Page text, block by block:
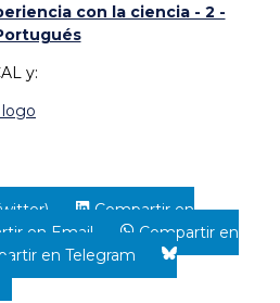
con la ciencia - 2 -
y:
Compartir en
en Email
Compartir en
en Telegram